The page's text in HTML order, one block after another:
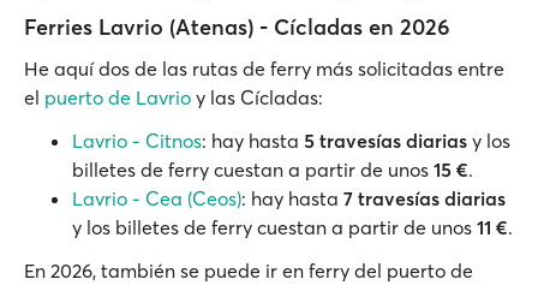
Ferries Lavrio (Atenas) - Cícladas en 2026
He aquí dos de las rutas de ferry más solicitadas entre
el puerto de Lavrio y las Cícladas:
Lavrio - Citnos: hay hasta 5 travesías diarias y los
billetes de ferry cuestan a partir de unos 15 €.
Lavrio - Cea (Ceos): hay hasta 7 travesías diarias
y los billetes de ferry cuestan a partir de unos 11 €.
En 2026, también se puede ir en ferry del puerto de